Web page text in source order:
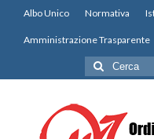
Albo Unico Normativa
Amministrazione Trasparente
Cerca: